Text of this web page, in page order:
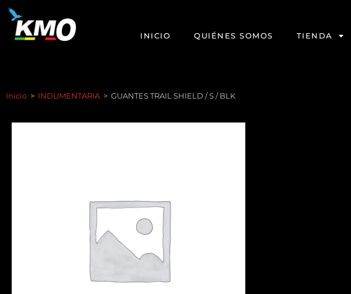
INICIO QUIÉNES SOMOS TIENDA
Inicio > INDUMENTARIA > GUANTES TRAIL SHIELD / S / BLK